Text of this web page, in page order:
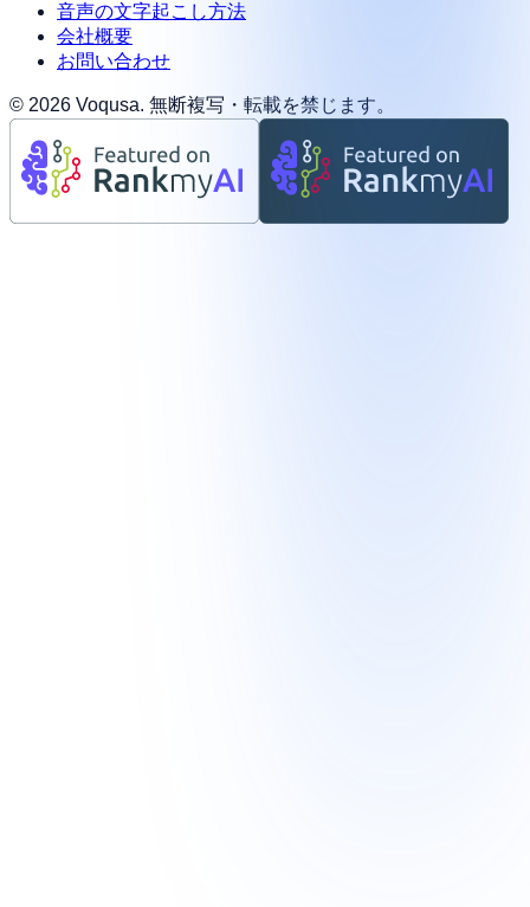
音声の文字起こし方法
会社概要
お問い合わせ
© 2026 Voqusa. 無断複写・転載を禁じます。